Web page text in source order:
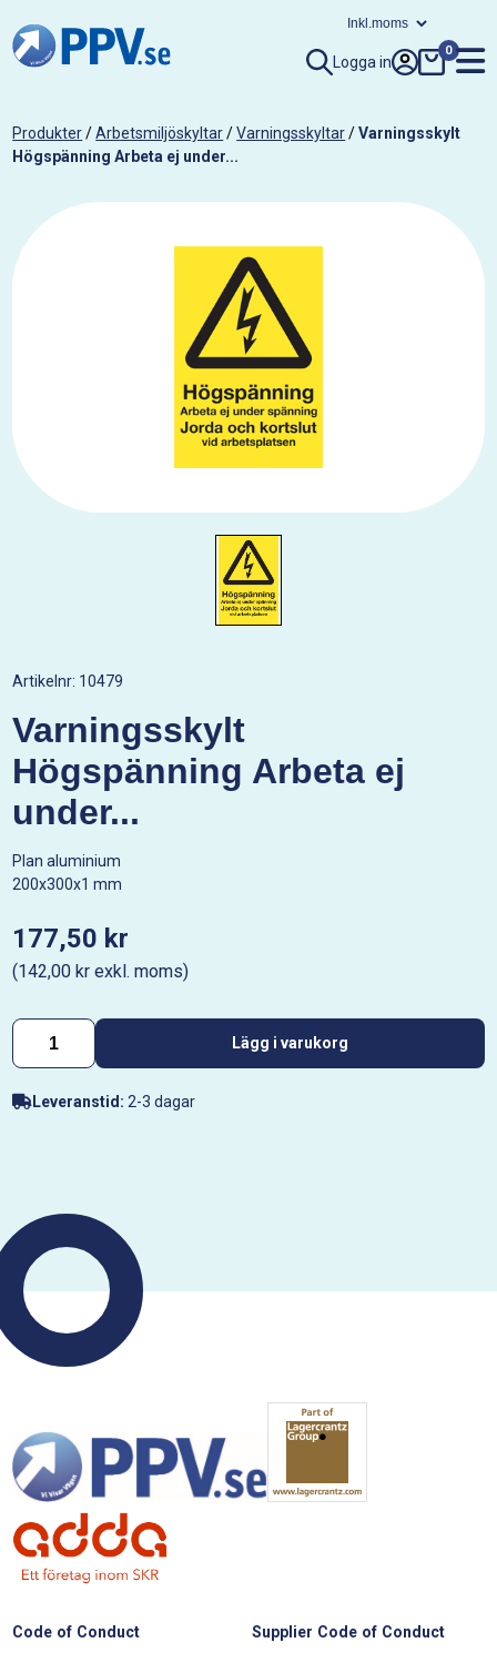
Logga in
0
Produkter/Arbetsmiljöskyltar/Varningsskyltar/Varningsskylt
Högspänning Arbeta ej under...
Artikelnr: 10479
Varningsskylt
Högspänning Arbeta ej
under...
Plan aluminium
200x300x1 mm
177,50 kr
(142,00 kr exkl. moms)
Lägg i varukorg
Leveranstid: 2-3 dagar
Code of Conduct
Supplier Code of Conduct